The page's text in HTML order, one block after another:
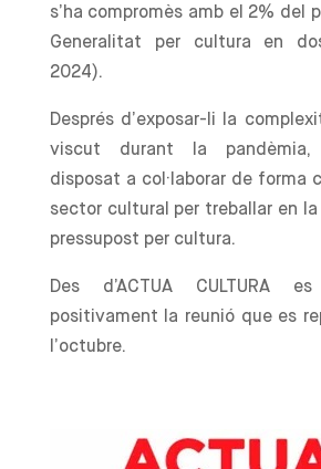
s’ha compromès amb el 2% del
Generalitat per cultura en
2024).
Després d’exposar-li la
viscut durant la pandèmia,
disposat a col·laborar de forma
sector cultural per treballar en la
pressupost per cultura.
Des d’ACTUA CULTURA
positivament la reunió que es
l’octubre.